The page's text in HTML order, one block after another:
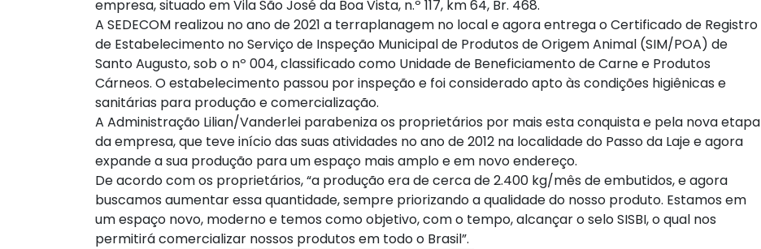
empresa, situado em Vila São José da Boa Vista, n.º 117, km 64, Br. 468.
A SEDECOM realizou no ano de 2021 a terraplanagem no local e agora entrega o Certificado de Registro
de Estabelecimento no Serviço de Inspeção Municipal de Produtos de Origem Animal (SIM/POA) de
Santo Augusto, sob o nº 004, classificado como Unidade de Beneficiamento de Carne e Produtos
Cárneos. O estabelecimento passou por inspeção e foi considerado apto às condições higiênicas e
sanitárias para produção e comercialização.
A Administração Lilian/Vanderlei parabeniza os proprietários por mais esta conquista e pela nova etapa
da empresa, que teve início das suas atividades no ano de 2012 na localidade do Passo da Laje e agora
expande a sua produção para um espaço mais amplo e em novo endereço.
De acordo com os proprietários, “a produção era de cerca de 2.400 kg/mês de embutidos, e agora
buscamos aumentar essa quantidade, sempre priorizando a qualidade do nosso produto. Estamos em
um espaço novo, moderno e temos como objetivo, com o tempo, alcançar o selo SISBI, o qual nos
permitirá comercializar nossos produtos em todo o Brasil”.